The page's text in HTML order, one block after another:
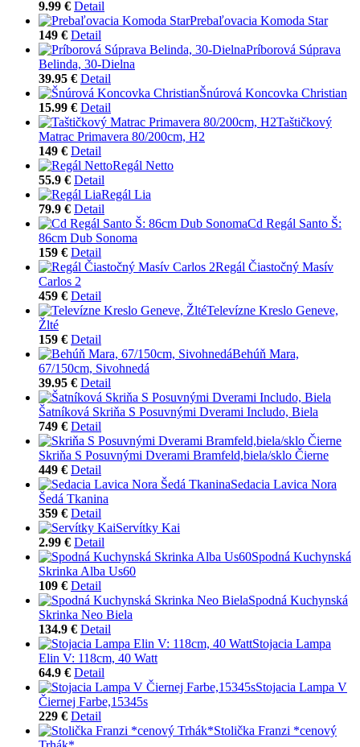
9.99 € Detail
Prebaľovacia Komoda Star
149 € Detail
Príborová Súprava
Belinda, 30-Dielna
39.95 € Detail
Šnúrová Koncovka Christian
15.99 € Detail
Taštičkový
Matrac Primavera 80/200cm, H2
149 € Detail
Regál Netto
55.9 € Detail
Regál Lia
79.9 € Detail
Cd Regál Santo Š:
86cm Dub Sonoma
159 € Detail
Regál Čiastočný Masív
Carlos 2
459 € Detail
Televízne Kreslo Geneve,
Žlté
159 € Detail
Behúň Mara,
67/150cm, Sivohnedá
39.95 € Detail
Šatníková Skriňa S Posuvnými Dverami Includo, Biela
749 € Detail
Skriňa S Posuvnými Dverami Bramfeld,biela/sklo Čierne
449 € Detail
Sedacia Lavica Nora
Šedá Tkanina
359 € Detail
Servítky Kai
2.99 € Detail
Spodná Kuchynská
Skrinka Alba Us60
109 € Detail
Spodná Kuchynská
Skrinka Neo Biela
134.9 € Detail
Stojacia Lampa
Elin V: 118cm, 40 Watt
64.9 € Detail
Stojacia Lampa V
Čiernej Farbe,15345s
229 € Detail
Stolička Franzi *cenový